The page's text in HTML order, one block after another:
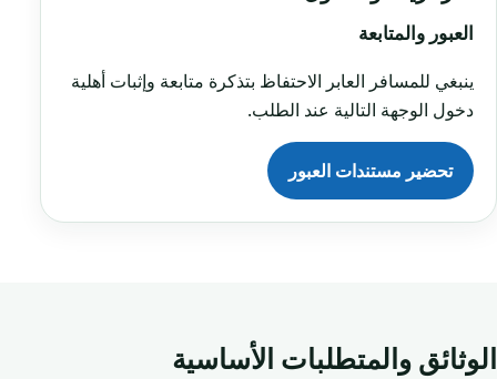
العبور والمتابعة
ينبغي للمسافر العابر الاحتفاظ بتذكرة متابعة وإثبات أهلية
دخول الوجهة التالية عند الطلب.
تحضير مستندات العبور
الوثائق والمتطلبات الأساسية